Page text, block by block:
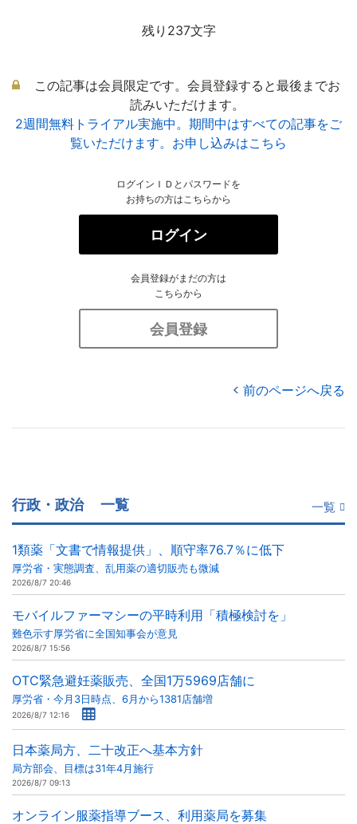
残り237文字
この記事は会員限定です。会員登録すると最後までお
読みいただけます。
2週間無料トライアル実施中。期間中はすべての記事をご
覧いただけます。お申し込みはこちら
ログインＩＤとパスワードを
お持ちの方はこちらから
ログイン
会員登録がまだの方は
こちらから
会員登録
前のページへ戻る
行政・政治 一覧 一覧
1類薬「文書で情報提供」、順守率76.7％に低下
厚労省・実態調査、乱用薬の適切販売も微減
2026/8/7 20:46
モバイルファーマシーの平時利用「積極検討を」
難色示す厚労省に全国知事会が意見
2026/8/7 15:56
OTC緊急避妊薬販売、全国1万5969店舗に
厚労省・今月3日時点、6月から1381店舗増
2026/8/7 12:16
日本薬局方、二十改正へ基本方針
局方部会、目標は31年4月施行
2026/8/7 09:13
オンライン服薬指導ブース、利用薬局を募集